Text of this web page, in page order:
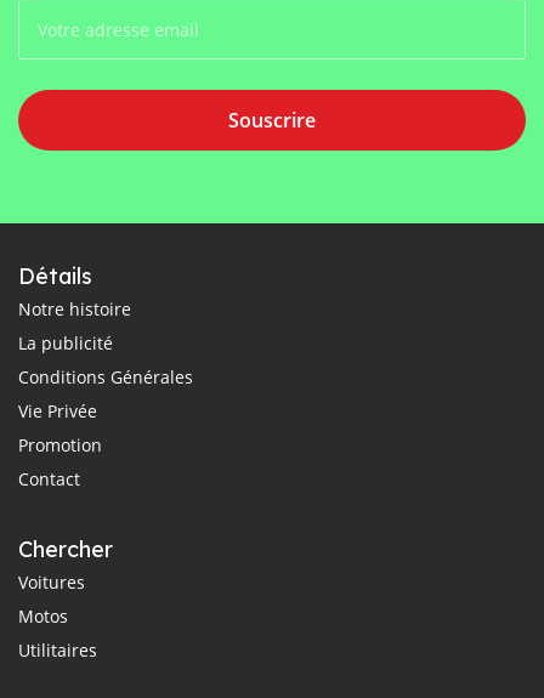
Souscrire
Détails
Notre histoire
La publicité
Conditions Générales
Vie Privée
Promotion
Contact
Chercher
Voitures
Motos
Utilitaires